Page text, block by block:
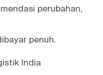
perubahan,
penuh.
India